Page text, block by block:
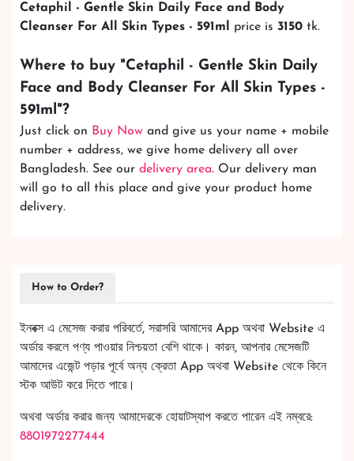
Cetaphil - Gentle Skin Daily Face and Body
Cleanser For All Skin Types - 591ml
price is 3150 tk.
Where to buy "Cetaphil - Gentle Skin Daily
Face and Body Cleanser For All Skin Types -
591ml "?
Just click on Buy Now and give us your name + mobile
number + address, we give home delivery all over
Bangladesh. See our delivery area. Our delivery man
will go to all this place and give your product home
delivery.
How to Order?
ইনবক্স এ মেসেজ করার পরিবর্তে, সরাসরি আমাদের App অথবা Website এ
অর্ডার করলে পণ্য পাওয়ার নিশ্চয়তা বেশি থাকে। কারন, আপনার মেসেজটি
আমাদের এজেন্ট পড়ার পূর্বে অন্য ক্রেতা App অথবা Website থেকে কিনে
স্টক আউট করে দিতে পারে।
অথবা অর্ডার করার জন্য আমাদেরকে হোয়াটস্যাপ করতে পারেন এই নম্বরে:
8801972277444